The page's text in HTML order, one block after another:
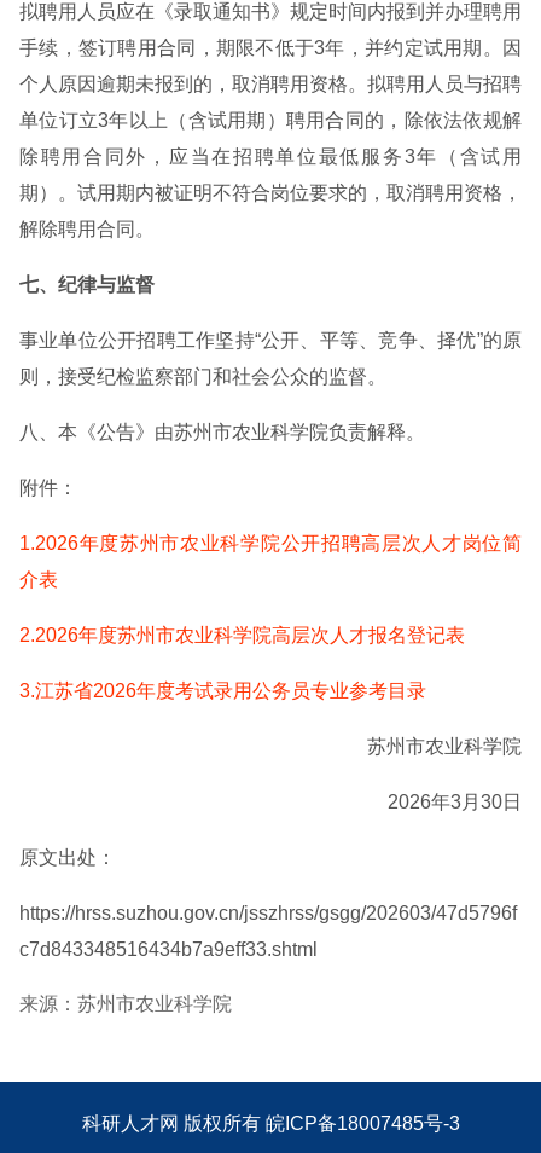
拟聘用人员应在《录取通知书》规定时间内报到并办理聘用
手续，签订聘用合同，期限不低于3年，并约定试用期。因
个人原因逾期未报到的，取消聘用资格。拟聘用人员与招聘
单位订立3年以上（含试用期）聘用合同的，除依法依规解
除聘用合同外，应当在招聘单位最低服务3年（含试用
期）。试用期内被证明不符合岗位要求的，取消聘用资格，
解除聘用合同。
七、纪律与监督
事业单位公开招聘工作坚持“公开、平等、竞争、择优”的原
则，接受纪检监察部门和社会公众的监督。
八、本《公告》由苏州市农业科学院负责解释。
附件：
1.2026年度苏州市农业科学院公开招聘高层次人才岗位简
介表
2.2026年度苏州市农业科学院高层次人才报名登记表
3.江苏省2026年度考试录用公务员专业参考目录
苏州市农业科学院
2026年3月30日
原文出处：
https://hrss.suzhou.gov.cn/jsszhrss/gsgg/202603/47d5796f
c7d843348516434b7a9eff33.shtml
来源：苏州市农业科学院
科研人才网 版权所有 皖ICP备18007485号-3